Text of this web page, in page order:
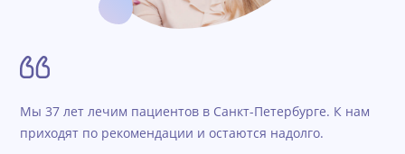
Мы 37 лет лечим пациентов в Санкт-Петербурге. К нам
приходят по рекомендации и остаются надолго.